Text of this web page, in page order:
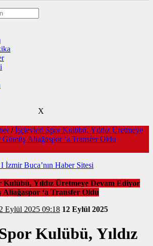
X
/ İşçievleri Spor Kulübü, Yıldız Üretmeye
Aliağaspor ‘a Transfer Oldu
İzmir Buca’nın Haber Sitesi
Kulübü, Yıldız Üretmeye Devam Ediyor
Aliağaspor ‘a Transfer Oldu
12 Eylül 2025 09:18 12 Eylül 2025
Kulübü, Yıldız